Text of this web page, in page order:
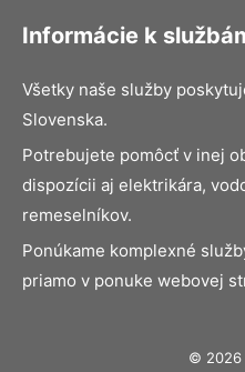
Informácie k
Všetky naše služby
Slovenska.
Potrebujete pomôcť v inej
dispozícii aj elektrikára,
remeselníkov.
Ponúkame komplexné
priamo v ponuke webovej
© 2026